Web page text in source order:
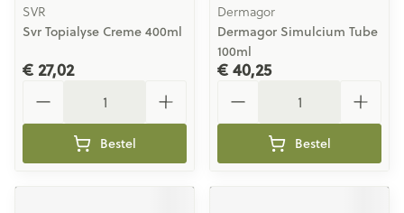
SVR
Svr Topialyse Creme 400ml
€ 27,02
Bestel
Dermagor
Dermagor Simulcium Tube
100ml
€ 40,25
Bestel